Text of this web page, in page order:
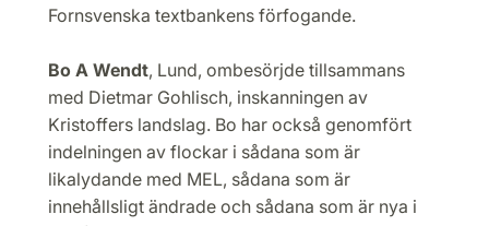
Fornsvenska textbankens förfogande.
Bo A Wendt, Lund, ombesörjde tillsammans
med Dietmar Gohlisch, inskanningen av
Kristoffers landslag. Bo har också genomfört
indelningen av flockar i sådana som är
likalydande med MEL, sådana som är
innehållsligt ändrade och sådana som är nya i